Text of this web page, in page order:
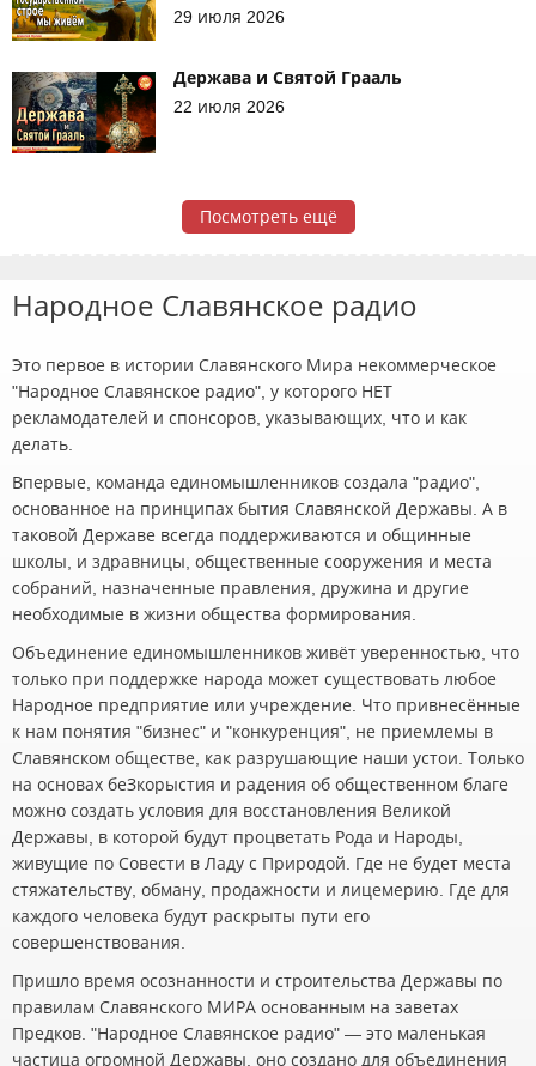
29 июля 2026
Держава и Святой Грааль
22 июля 2026
Посмотреть ещё
Народное Славянское радио
Это первое в истории Славянского Мира некоммерческое
"Народное Славянское радио", у которого НЕТ
рекламодателей и спонсоров, указывающих, что и как
делать.
Впервые, команда единомышленников создала "радио",
основанное на принципах бытия Славянской Державы. А в
таковой Державе всегда поддерживаются и общинные
школы, и здравницы, общественные сооружения и места
собраний, назначенные правления, дружина и другие
необходимые в жизни общества формирования.
Объединение единомышленников живёт уверенностью, что
только при поддержке народа может существовать любое
Народное предприятие или учреждение. Что привнесённые
к нам понятия "бизнес" и "конкуренция", не приемлемы в
Славянском обществе, как разрушающие наши устои. Только
на основах беЗкорыстия и радения об общественном благе
можно создать условия для восстановления Великой
Державы, в которой будут процветать Рода и Народы,
живущие по Совести в Ладу с Природой. Где не будет места
стяжательству, обману, продажности и лицемерию. Где для
каждого человека будут раскрыты пути его
совершенствования.
Пришло время осознанности и строительства Державы по
правилам Славянского МИРА основанным на заветах
Предков. "Народное Славянское радио" — это маленькая
частица огромной Державы, оно создано для объединения